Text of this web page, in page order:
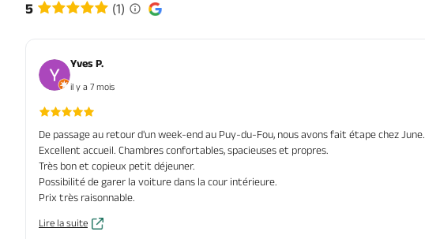
5 (1)
Yves P.
il y a 7 mois
De passage au retour d'un week-end au Puy-du-Fou, nous avons fait étape chez June.
Excellent accueil. Chambres confortables, spacieuses et propres.
Très bon et copieux petit déjeuner.
Possibilité de garer la voiture dans la cour intérieure.
Prix très raisonnable.
Lire la suite